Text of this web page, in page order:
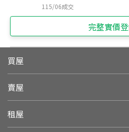
115/06成交
完整實價
買屋
賣屋
租屋